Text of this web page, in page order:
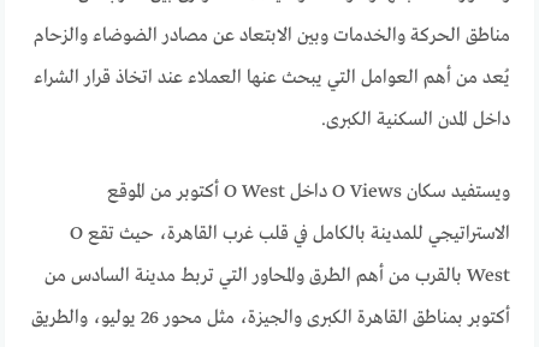
مناطق الحركة والخدمات وبين الابتعاد عن مصادر الضوضاء والزحام
يُعد من أهم العوامل التي يبحث عنها العملاء عند اتخاذ قرار الشراء
داخل المدن السكنية الكبرى.
ويستفيد سكان O Views داخل O West أكتوبر من الموقع
الاستراتيجي للمدينة بالكامل في قلب غرب القاهرة، حيث تقع O
West بالقرب من أهم الطرق والمحاور التي تربط مدينة السادس من
أكتوبر بمناطق القاهرة الكبرى والجيزة، مثل محور 26 يوليو، والطريق